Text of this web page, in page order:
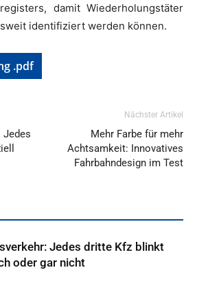
damit Wiederholungstäter
identifiziert werden können.
.pdf
Jedes
Nächster Artikel
Mehr Farbe für mehr
Achtsamkeit: Innovatives
Fahrbahndesign im Test
Jedes dritte Kfz blinkt
oder gar nicht